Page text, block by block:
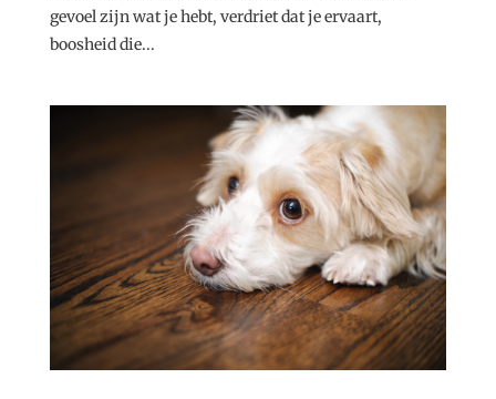
gevoel zijn wat je hebt, verdriet dat je ervaart,
boosheid die...